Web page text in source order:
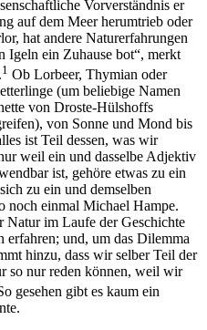
Vorverständnis er
auf dem Meer herumtrieb oder
hat andere Naturerfahrungen
Igeln ein Zuhause bot“, merkt
1 Ob Lorbeer, Thymian oder
(um beliebige Namen
von Droste-Hülshoffs
von Sonne und Mond bis
ist Teil dessen, was wir
weil ein und dasselbe Adjektiv
ist, gehöre etwas zu ein
zu ein und demselben
noch einmal Michael Hampe.
Natur im Laufe der Geschichte
erfahren; und, um das Dilemma
hinzu, dass wir selber Teil der
so nur reden können, weil wir
gesehen gibt es kaum ein